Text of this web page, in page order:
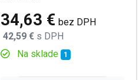
34,63 € bez DPH
42,59 € s DPH
Na sklade
1